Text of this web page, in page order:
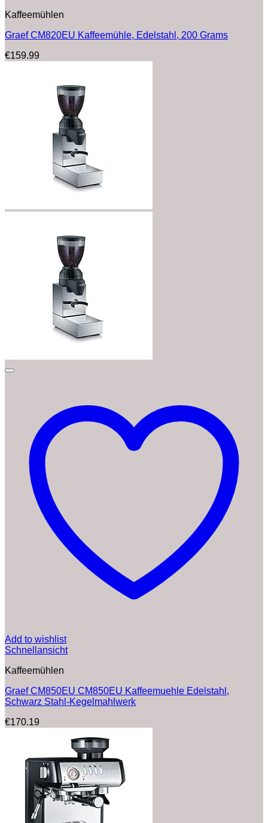
Kaffeemühlen
Graef CM820EU Kaffeemühle, Edelstahl, 200 Grams
€159.99
Add to wishlist
Schnellansicht
Kaffeemühlen
Graef CM850EU CM850EU Kaffeemuehle Edelstahl,
Schwarz Stahl-Kegelmahlwerk
€170.19